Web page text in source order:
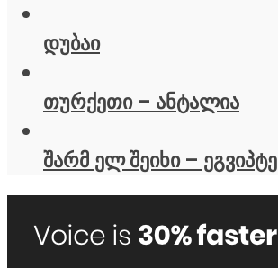
დუბაი
თურქეთი – ანტალია
შარმ ელ შეიხი – ეგვიპტე